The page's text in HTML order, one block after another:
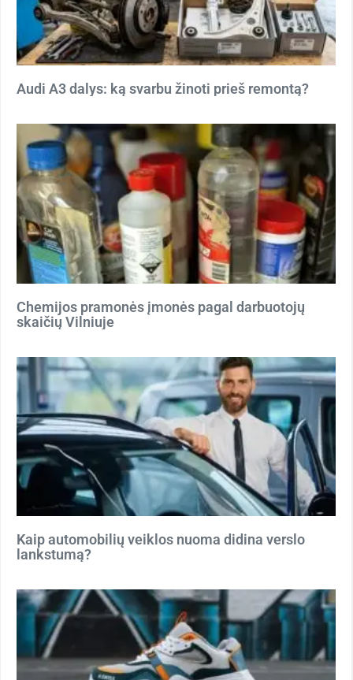
Audi A3 dalys: ką svarbu žinoti prieš remontą?
Chemijos pramonės įmonės pagal darbuotojų
skaičių Vilniuje
Kaip automobilių veiklos nuoma didina verslo
lankstumą?